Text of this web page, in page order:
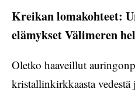
Kreikan lomakohteet:
elämykset Välimeren
Oletko haaveillut
kristallinkirkkaasta